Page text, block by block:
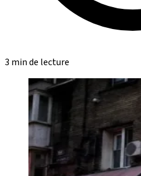
3 min de lecture